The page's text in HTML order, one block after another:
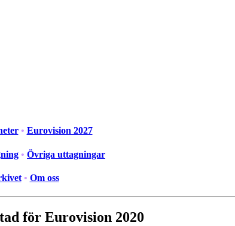
• Eurovision 2027
• Övriga uttagningar
• Om oss
för Eurovision 2020